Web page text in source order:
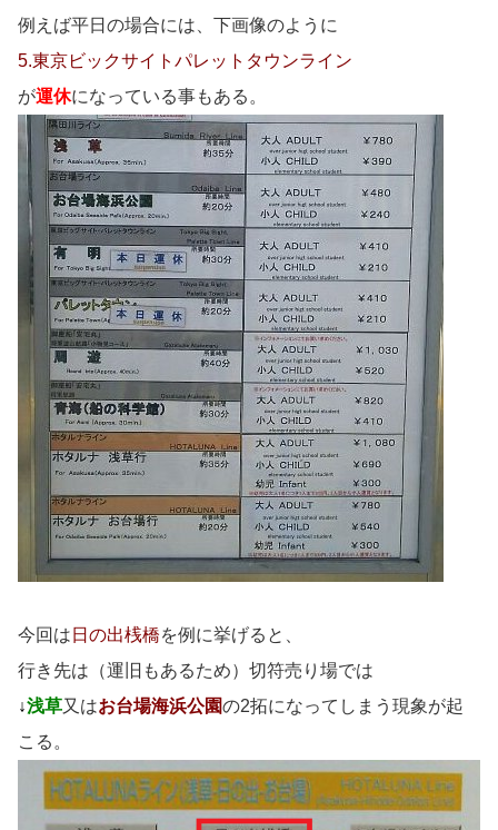
例えば平日の場合には、下画像のように
5.東京ビックサイトパレットタウンライン
が運休になっている事もある。
今回は 日の出桟橋を例に挙げると、
行き先は（運旧もあるため）切符売り場では
↓浅草又はお台場海浜公園の2拓になってしまう現象が起
こる。